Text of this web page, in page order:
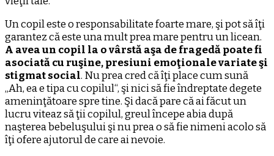
Un copil este o responsabilitate foarte mare, şi pot să îţi
garantez că este una mult prea mare pentru un licean.
A avea un copil la o vârstă aşa de fragedă poate fi
asociată cu ruşine, presiuni emoţionale variate şi
stigmat social. Nu prea cred că îţi place cum sună
„Ah, ea e tipa cu copilul“, şi nici să fie îndreptate degete
ameninţătoare spre tine. Şi dacă pare că ai făcut un
lucru viteaz să ţii copilul, greul începe abia după
naşterea bebeluşului şi nu prea o să fie nimeni acolo să
îţi ofere ajutorul de care ai nevoie.